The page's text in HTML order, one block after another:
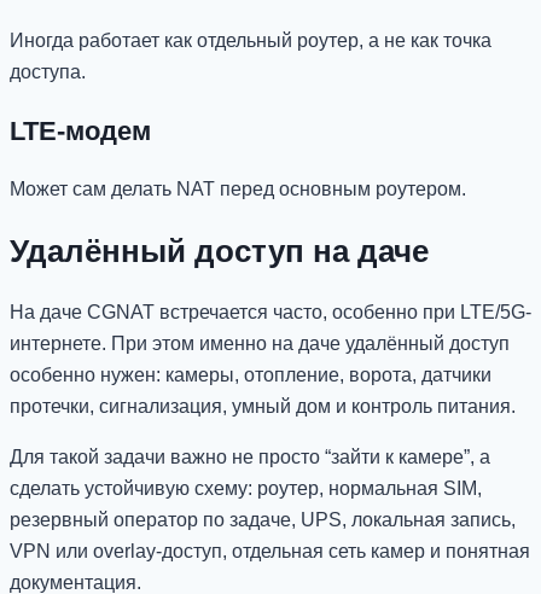
Иногда работает как отдельный роутер, а не как точка
доступа.
LTE-модем
Может сам делать NAT перед основным роутером.
Удалённый доступ на даче
На даче CGNAT встречается часто, особенно при LTE/5G-
интернете. При этом именно на даче удалённый доступ
особенно нужен: камеры, отопление, ворота, датчики
протечки, сигнализация, умный дом и контроль питания.
Для такой задачи важно не просто “зайти к камере”, а
сделать устойчивую схему: роутер, нормальная SIM,
резервный оператор по задаче, UPS, локальная запись,
VPN или overlay-доступ, отдельная сеть камер и понятная
документация.